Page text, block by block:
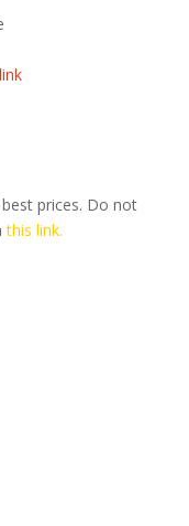
prices. Do not
this link.